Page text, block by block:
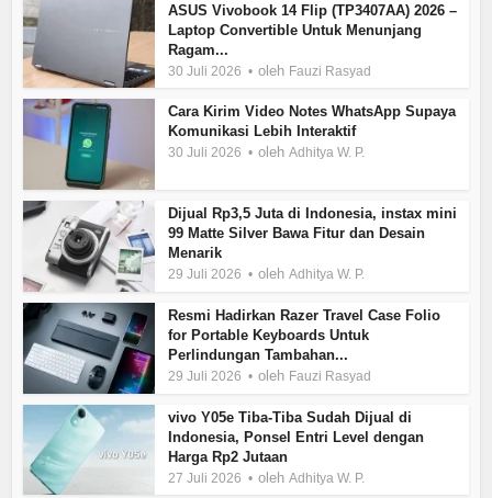
ASUS Vivobook 14 Flip (TP3407AA) 2026 –
Laptop Convertible Untuk Menunjang
Ragam...
30 Juli 2026 oleh Fauzi Rasyad
Cara Kirim Video Notes WhatsApp Supaya
Komunikasi Lebih Interaktif
30 Juli 2026 olehAdhitya W. P.
Dijual Rp3,5 Juta di Indonesia, instax mini
99 Matte Silver Bawa Fitur dan Desain
Menarik
29 Juli 2026 olehAdhitya W. P.
Resmi Hadirkan Razer Travel Case Folio
for Portable Keyboards Untuk
Perlindungan Tambahan...
29 Juli 2026 oleh Fauzi Rasyad
vivo Y05e Tiba-Tiba Sudah Dijual di
Indonesia, Ponsel Entri Level dengan
Harga Rp2 Jutaan
27 Juli 2026 olehAdhitya W. P.